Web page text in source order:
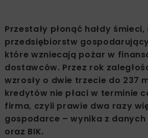
Przestały płonąć hałdy
przedsiębiorstw
które wzniecają pożar w
dostawców. Przez rok
wzrosły o dwie trzecie do 237
kredytów nie płaci w terminie
firma, czyli prawie dwa razy
gospodarce – wynika z danych
oraz BIK.